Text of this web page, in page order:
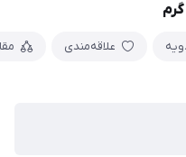
علاقه‌مندی